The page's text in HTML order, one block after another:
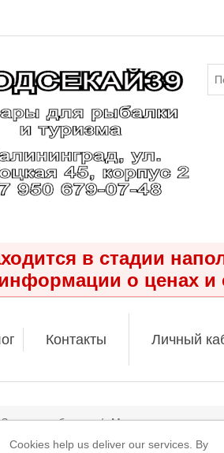
в стадии
о ценах и
Контакты Личный
Зимняя рыбалка / Мотыльницы
Cookies help us deliver our services. By